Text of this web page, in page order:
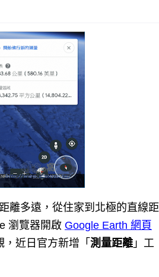
離多遠，從住家到北極的直線距
瀏覽器開啟 Google Earth 網頁
近日官方新增「 測量距離 」工